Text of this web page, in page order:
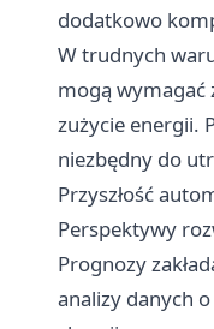
dodatkowo
W trudnych
mogą wymagać
zużycie energii.
niezbędny do
Przyszłość
Perspektywy
Prognozy
analizy danych